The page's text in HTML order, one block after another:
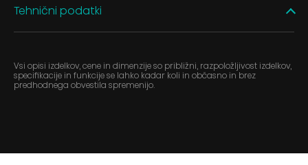
Tehnični podatki
Vsi opisi izdelkov, cene in dimenzije so približni, razpoložljivost izdelkov,
specifikacije in funkcije se lahko kadar koli in občasno in brez
predhodnega obvestila spremenijo.